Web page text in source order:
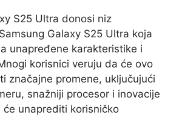
S25 Ultra donosi niz
Galaxy S25 Ultra koja
unapređene karakteristike i
korisnici veruju da će ovo
značajne promene, uključujući
snažniji procesor i inovacije
će unaprediti korisničko